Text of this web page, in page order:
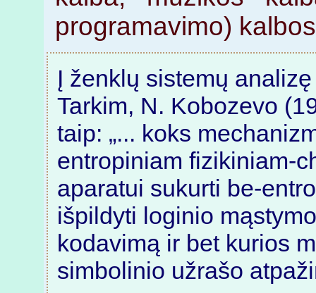
programavimo)
Į ženklų sistemų
Tarkim, N. Kobozevo
taip: „... koks
entropiniam fizikiniam-
aparatui sukurti be-
išpildyti loginio
kodavimą ir bet kurios
simbolinio užrašo